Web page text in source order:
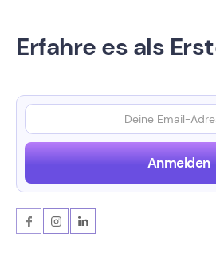
Erfahre es als